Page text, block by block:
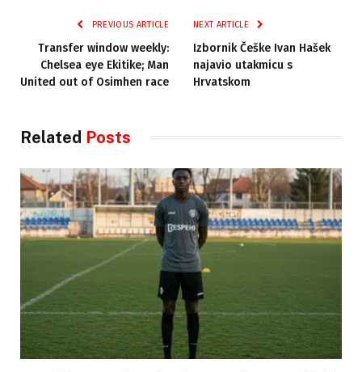
PREVIOUS ARTICLE
Transfer window weekly:
Chelsea eye Ekitike; Man
United out of Osimhen race
NEXT ARTICLE
Izbornik Češke Ivan Hašek
najavio utakmicu s
Hrvatskom
Related Posts